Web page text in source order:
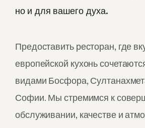
но и для вашего духа.
Предоставить ресторан, где
европейской кухонь
видами Босфора,
Софии. Мы стремимся к
обслуживании, качестве и